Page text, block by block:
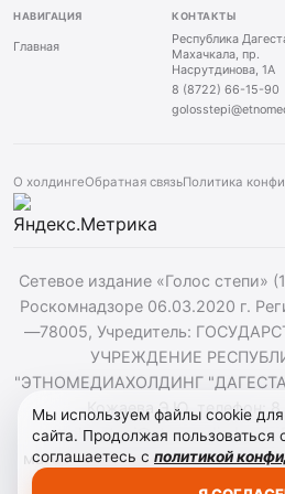
НАВИГАЦИЯ
Главная
КОНТАКТЫ
Республика
Махачкала, пр.
Насрутдинова, 1А
8 (8722) 66-15-90
О холдингеОбратная связьПолитика
Сетевое издание «Голос степи»
Роскомнадзоре 06.03.2020 г.
—78005, Учредитель:
УЧРЕЖДЕНИЕ
"ЭТНОМЕДИАХОЛДИНГ
Кожаева Э.Ю. телефон:
golosstepi@etnomediadag.ru
материалов сайта активная
Мы используем файлы cookie
сайта. Продолжая пользоваться
соглашаетесь с политикой